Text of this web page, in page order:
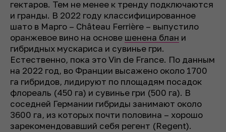
гектаров. Тем не менее к тренду подключаются
и гранды. В 2022 году классифицированное
шато в Марго – Château Ferrière – выпустило
оранжевое вино на основе шенена блан и
гибридных мускариса и сувинье гри.
Естественно, пока это Vin de France. По данным
на 2022 год, во Франции высажено около 1700
га гибридов, лидируют по площадям посадок
флореаль (450 га) и сувинье гри (500 га). В
соседней Германии гибриды занимают около
3600 га, из которых почти половина – хорошо
зарекомендовавший себя регент (Regent).